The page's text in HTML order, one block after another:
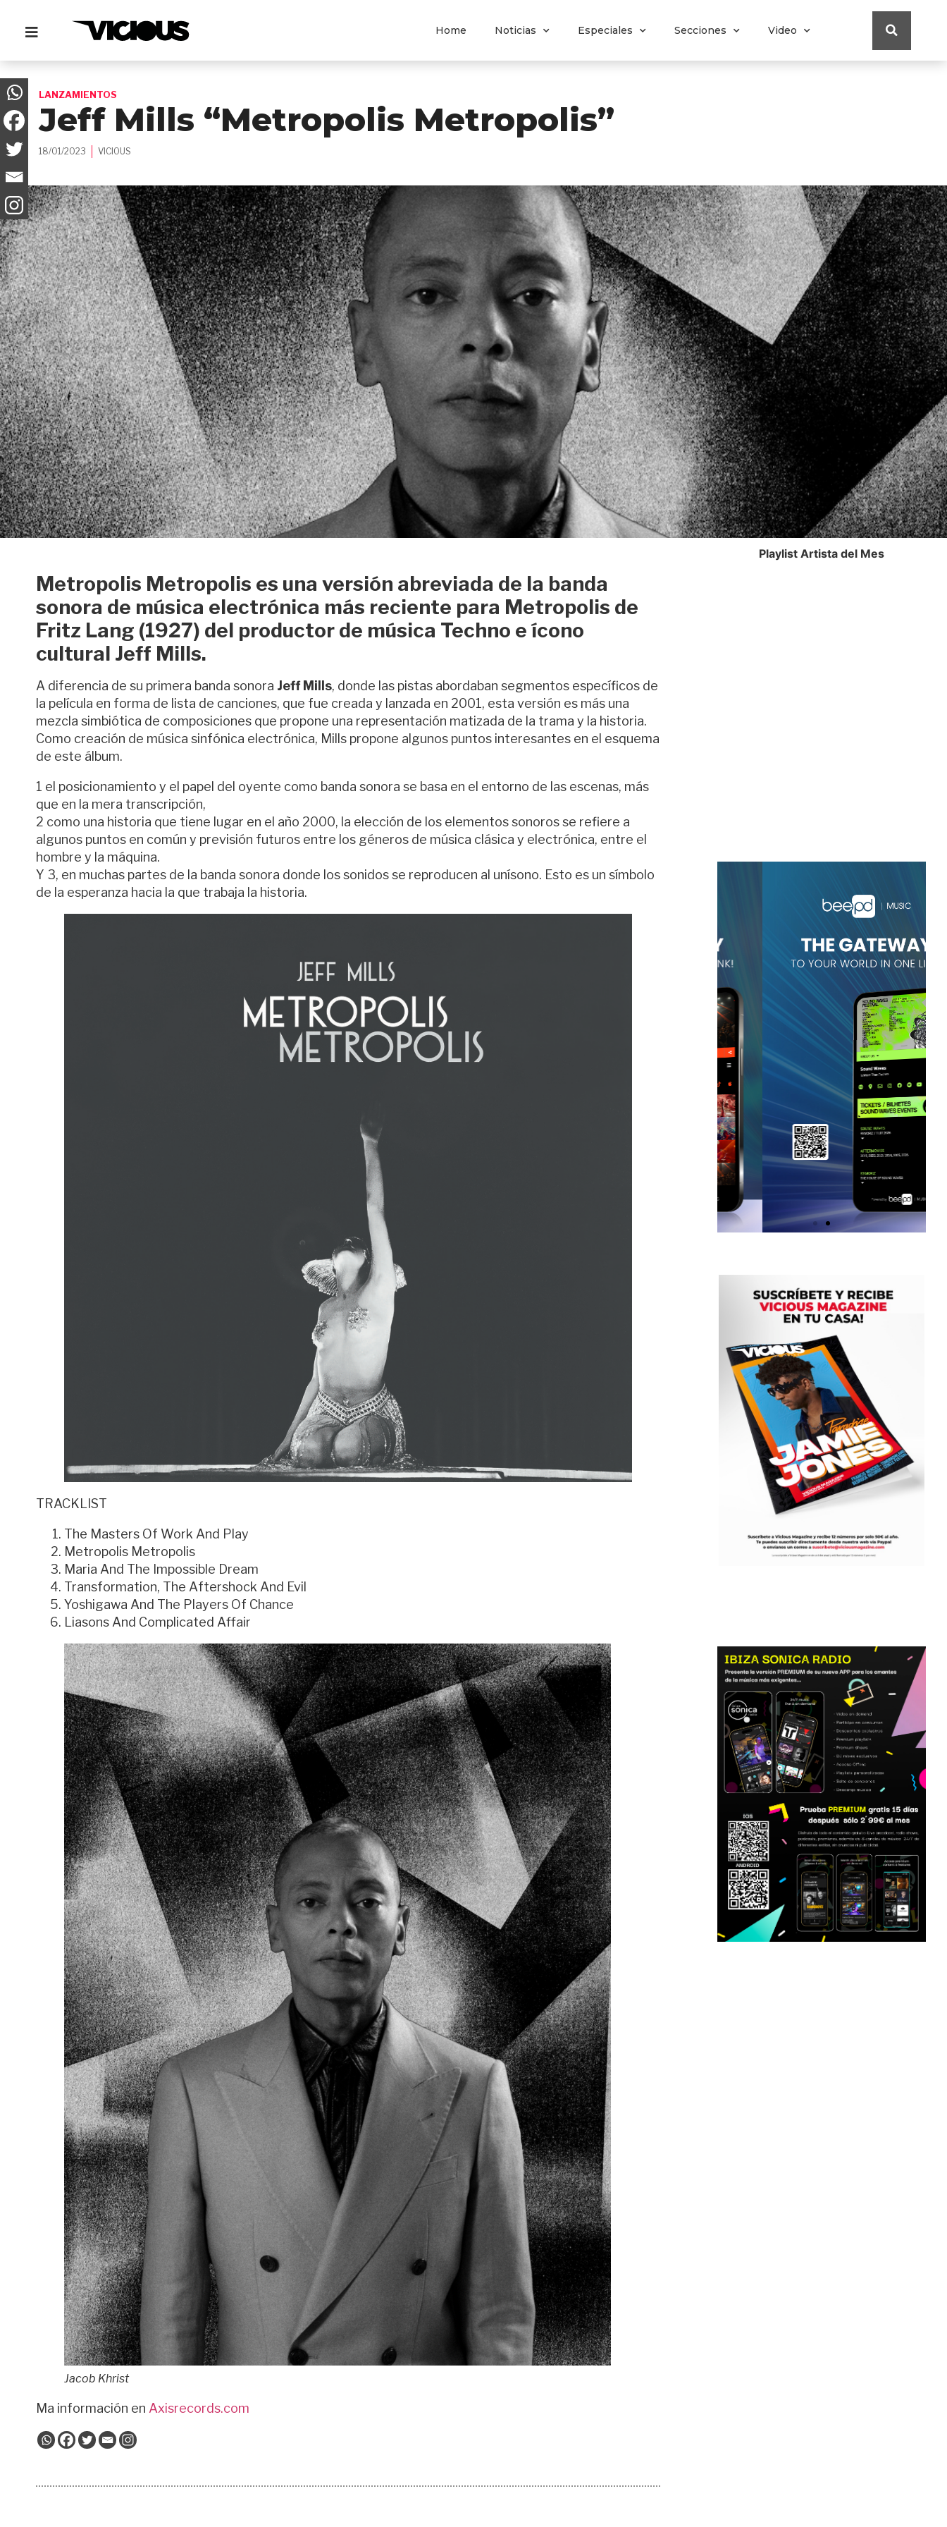
Home Noticias Especiales Secciones Video
LANZAMIENTOS
Jeff Mills “Metropolis Metropolis”
18/01/2023 VICIOUS
Metropolis Metropolis es una versión abreviada de la banda
sonora de música electrónica más reciente para Metropolis de
Fritz Lang (1927) del productor de música Techno e ícono
cultural Jeff Mills.
A diferencia de su primera banda sonora Jeff Mills, donde las pistas abordaban segmentos específicos de
la película en forma de lista de canciones, que fue creada y lanzada en 2001, esta versión es más una
mezcla simbiótica de composiciones que propone una representación matizada de la trama y la historia.
Como creación de música sinfónica electrónica, Mills propone algunos puntos interesantes en el esquema
de este álbum.
1 el posicionamiento y el papel del oyente como banda sonora se basa en el entorno de las escenas, más
que en la mera transcripción,
2 como una historia que tiene lugar en el año 2000, la elección de los elementos sonoros se refiere a
algunos puntos en común y previsión futuros entre los géneros de música clásica y electrónica, entre el
hombre y la máquina.
Y 3, en muchas partes de la banda sonora donde los sonidos se reproducen al unísono. Esto es un símbolo
de la esperanza hacia la que trabaja la historia.
TRACKLIST
The Masters Of Work And Play
Metropolis Metropolis
Maria And The Impossible Dream
Transformation, The Aftershock And Evil
Yoshigawa And The Players Of Chance
Liasons And Complicated Affair
Jacob Khrist
Ma información en Axisrecords.com
Playlist Artista del Mes